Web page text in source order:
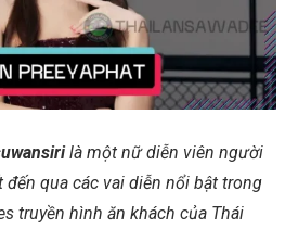
là một nữ diễn viên người
đến qua các vai diễn nổi bật trong
truyền hình ăn khách của Thái